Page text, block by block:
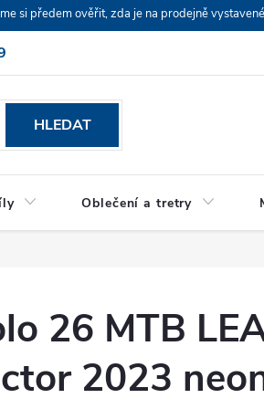
si předem ověřit, zda je na prodejně
HLEDAT
Oblečení a tretry
26 MTB
2023